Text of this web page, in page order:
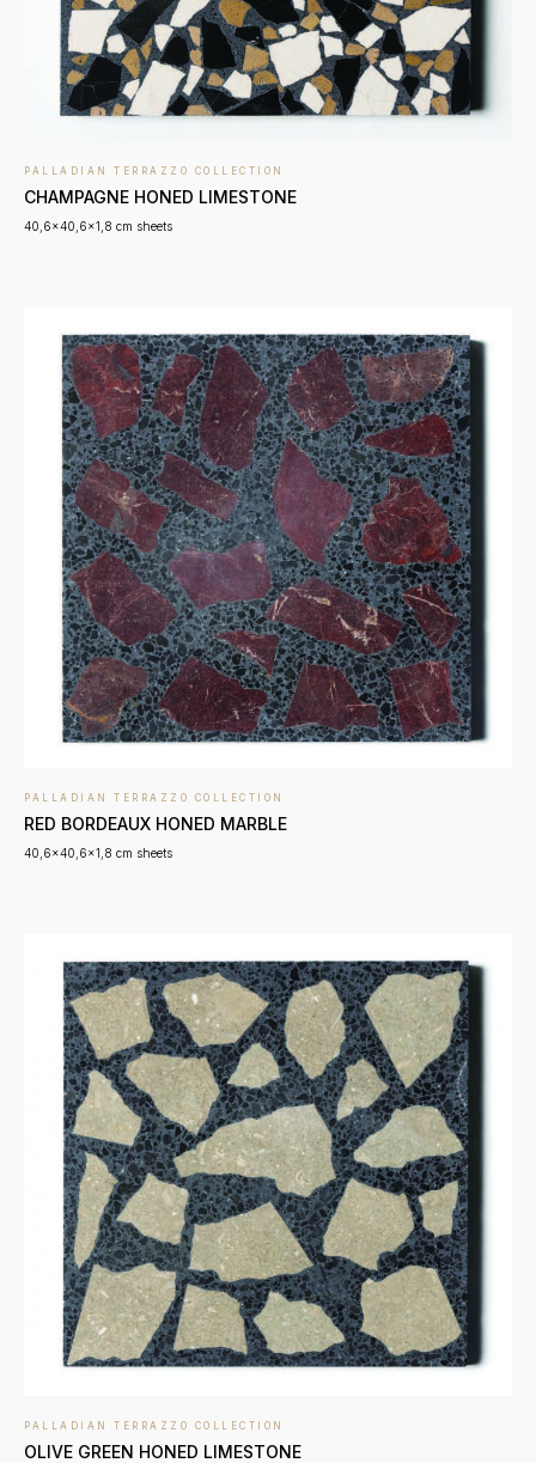
PALLADIAN TERRAZZO COLLECTION
CHAMPAGNE HONED LIMESTONE
40,6x40,6x1,8 cm sheets
PALLADIAN TERRAZZO COLLECTION
RED BORDEAUX HONED MARBLE
40,6x40,6x1,8 cm sheets
PALLADIAN TERRAZZO COLLECTION
OLIVE GREEN HONED LIMESTONE